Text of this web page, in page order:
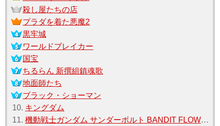
殺し屋たちの店
プラダを着た悪魔2
黒牢城
ワールドブレイカー
国宝
ちるらん 新撰組鎮魂歌
地面師たち
ブラック・ショーマン
10. キングダム
11.機動戦士ガンダム サンダーボルト BANDIT FLOWER